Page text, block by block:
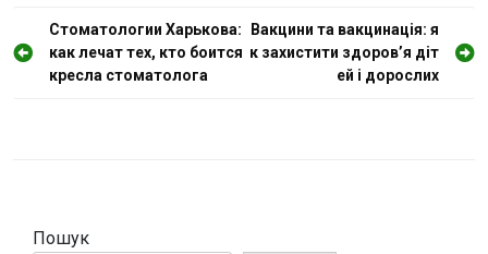
Н
а
Стоматологии Харькова:
как лечат тех, кто боится
кресла стоматолога
Вакцини та вакцинація: я
к захистити здоров’я діт
ей і дорослих
Пошук